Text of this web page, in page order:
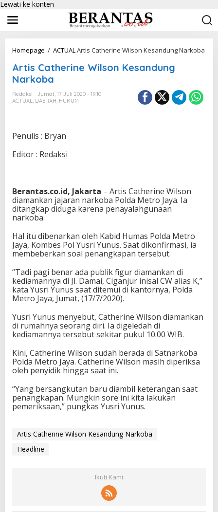
Lewati ke konten
Homepage / ACTUALArtis Catherine Wilson Kesandung Narkoba
Artis Catherine Wilson Kesandung
Narkoba
Redaksi
Jumat, 17 Juli 2020 - 19:10
ACTUAL, DAERAH, HUKUM
Penulis : Bryan
Editor : Redaksi
Berantas.co.id, Jakarta – Artis Catherine Wilson
diamankan jajaran narkoba Polda Metro Jaya. Ia
ditangkap diduga karena penayalahgunaan
narkoba.
Hal itu dibenarkan oleh Kabid Humas Polda Metro
Jaya, Kombes Pol Yusri Yunus. Saat dikonfirmasi, ia
membeberkan soal penangkapan tersebut.
“Tadi pagi benar ada publik figur diamankan di
kediamannya di Jl. Damai, Ciganjur inisal CW alias K,”
kata Yusri Yunus saat ditemui di kantornya, Polda
Metro Jaya, Jumat, (17/7/2020).
Yusri Yunus menyebut, Catherine Wilson diamankan
di rumahnya seorang diri. Ia digeledah di
kediamannya tersebut sekitar pukul 10.00 WIB.
Kini, Catherine Wilson sudah berada di Satnarkoba
Polda Metro Jaya. Catherine Wilson masih diperiksa
oleh penyidik hingga saat ini.
“Yang bersangkutan baru diambil keterangan saat
penangkapan. Mungkin sore ini kita lakukan
pemeriksaan,” pungkas Yusri Yunus.
Artis Catherine Wilson Kesandung Narkoba
Headline
Ikuti Kami